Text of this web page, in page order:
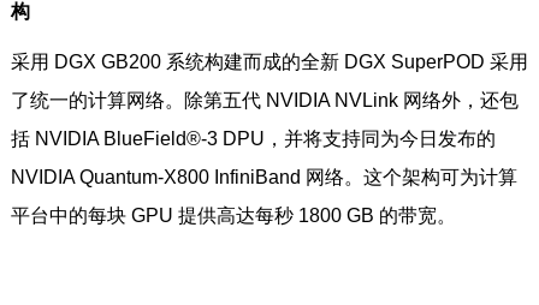
构
采用 DGX GB200 系统构建而成的全新 DGX SuperPOD 采用
了统一的计算网络。除第五代 NVIDIA NVLink 网络外，还包
括 NVIDIA BlueField®-3 DPU，并将支持同为今日发布的
NVIDIA Quantum-X800 InfiniBand 网络。这个架构可为计算
平台中的每块 GPU 提供高达每秒 1800 GB 的带宽。